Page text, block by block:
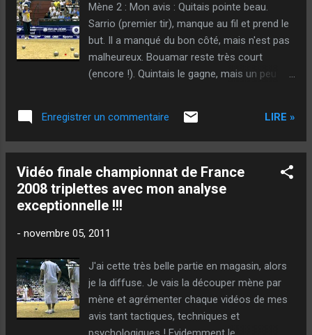
mais que j'ai décliné, dés lors qu'il y a sur ce
même site, des personnes (influentes) qui
disent tout savoir, mais qui ne connaissent,
certainement quelqu'un de très bien, mais il a
y a parfois des excuses qui s'imposent...
Mène 2 : Mon avis : Quitais pointe beau.
Sarrio (premier tir), manque au fil et prend le
but. Il a manqué du bon côté, mais n'est pas
malheureux. Bouamar reste très court
(encore !). Quintais le gagne, mais un peu
mal tiré pourtant. Suchaud retire, moins bien,
mais frappe. Sarrio frappe. Lacroix le gagne
le perdre court. Vinson le gagne juste...
Assez loin derrière. Lacroix le gagne beau.
Premier tir de Vinson pour la marque :
moyenne... On voit que le terrain, même
qu'au tir. Scrore : Equipe Quintais : 3 - Equipe
Sarrio : 1
Enregistrer un commentaire LIRE »
Vidéo finale championnat de France
2008 triplettes avec mon analyse
exceptionnelle !!!
- novembre 05, 2011
J'ai cette très belle partie en magasin, alors
je la diffuse. Je vais la découper mène par
mène et agrémenter chaque vidéos de mes
avis tant tactiques, techniques et